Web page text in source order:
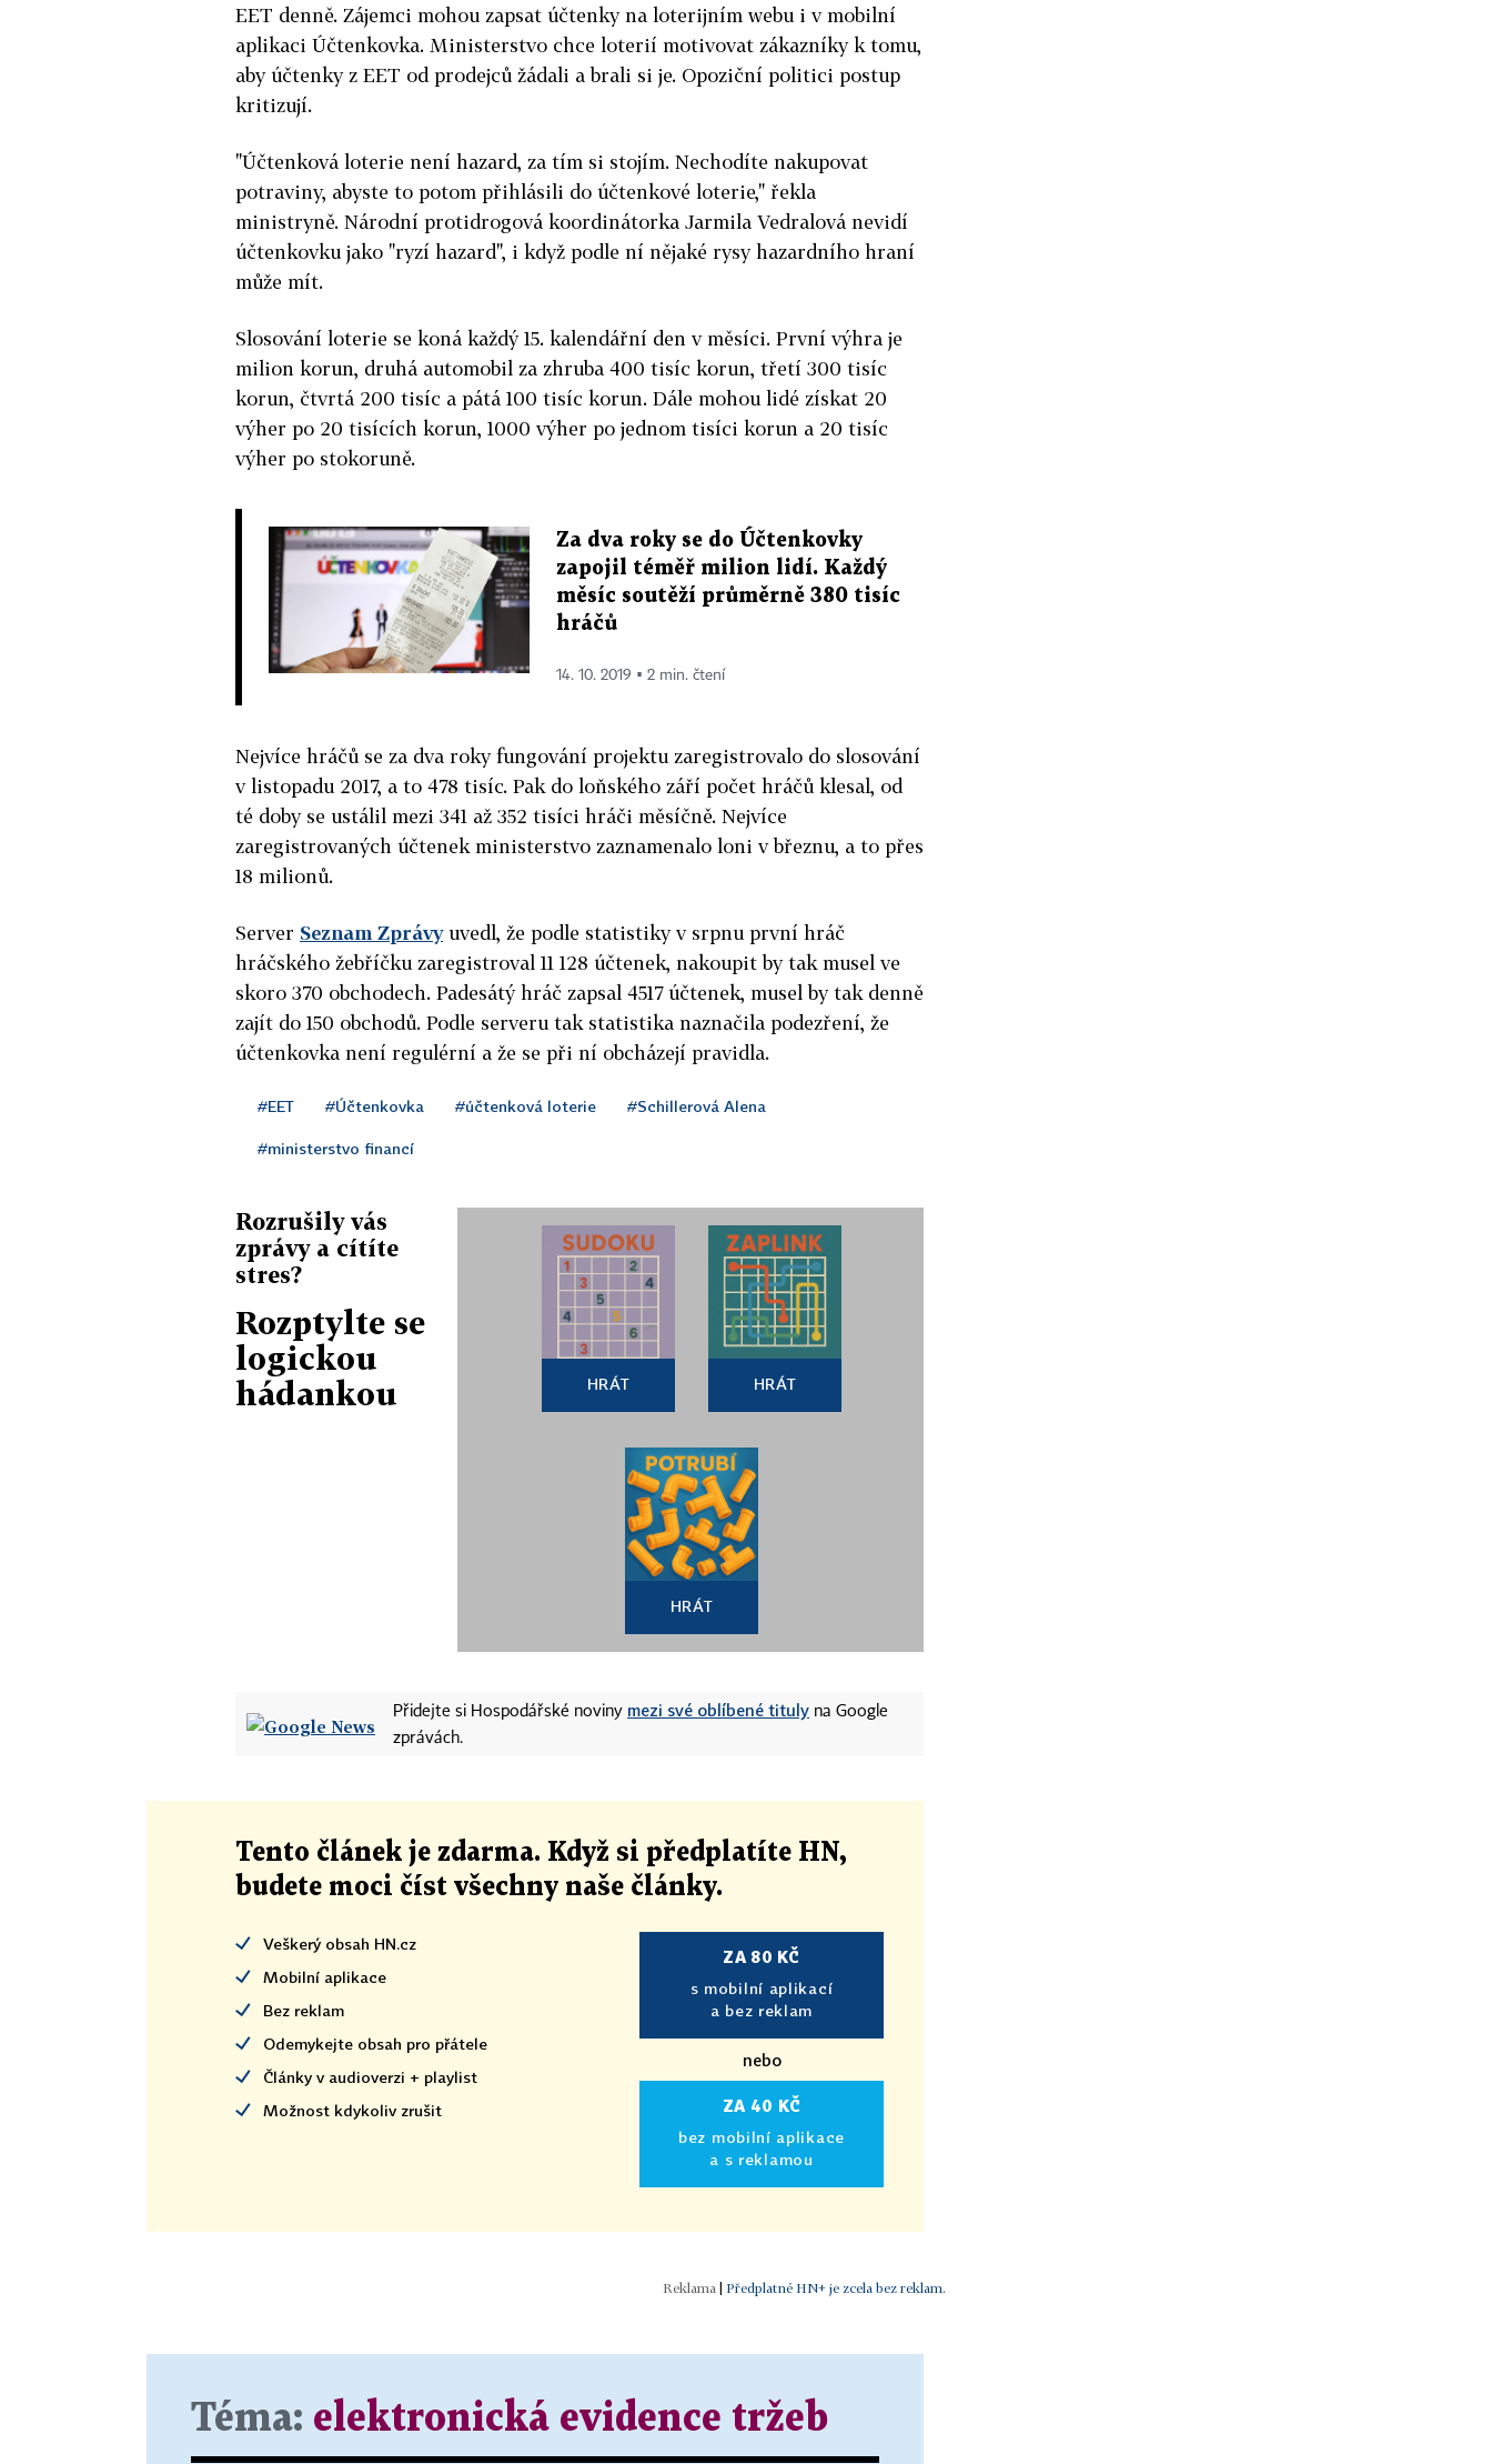
EET denně. Zájemci mohou zapsat účtenky na loterijním webu i v mobilní
aplikaci Účtenkovka. Ministerstvo chce loterií motivovat zákazníky k tomu,
aby účtenky z EET od prodejců žádali a brali si je. Opoziční politici postup
kritizují.
"Účtenková loterie není hazard, za tím si stojím. Nechodíte nakupovat
potraviny, abyste to potom přihlásili do účtenkové loterie," řekla
ministryně. Národní protidrogová koordinátorka Jarmila Vedralová nevidí
účtenkovku jako "ryzí hazard", i když podle ní nějaké rysy hazardního hraní
může mít.
Slosování loterie se koná každý 15. kalendářní den v měsíci. První výhra je
milion korun, druhá automobil za zhruba 400 tisíc korun, třetí 300 tisíc
korun, čtvrtá 200 tisíc a pátá 100 tisíc korun. Dále mohou lidé získat 20
výher po 20 tisících korun, 1000 výher po jednom tisíci korun a 20 tisíc
výher po stokoruně.
Za dva roky se do Účtenkovky
zapojil téměř milion lidí. Každý
měsíc soutěží průměrně 380 tisíc
hráčů
14. 10. 2019 ▪ 2 min. čtení
Nejvíce hráčů se za dva roky fungování projektu zaregistrovalo do slosování
v listopadu 2017, a to 478 tisíc. Pak do loňského září počet hráčů klesal, od
té doby se ustálil mezi 341 až 352 tisíci hráči měsíčně. Nejvíce
zaregistrovaných účtenek ministerstvo zaznamenalo loni v březnu, a to přes
18 milionů.
Server Seznam Zprávyuvedl, že podle statistiky v srpnu první hráč
hráčského žebříčku zaregistroval 11 128 účtenek, nakoupit by tak musel ve
skoro 370 obchodech. Padesátý hráč zapsal 4517 účtenek, musel by tak denně
zajít do 150 obchodů. Podle serveru tak statistika naznačila podezření, že
účtenkovka není regulérní a že se při ní obcházejí pravidla.
#EET #Účtenkovka #účtenková loterie #Schillerová Alena
#ministerstvo financí
Rozrušily vás
zprávy a cítíte
stres?
Rozptylte se
logickou
hádankou
HRÁT HRÁT
HRÁT
Přidejte si Hospodářské noviny mezi své oblíbené tituly na Google
zprávách.
Tento článek je zdarma. Když si předplatíte HN,
budete moci číst všechny naše články.
Veškerý obsah HN.cz
Mobilní aplikace
Bez reklam
Odemykejte obsah pro přátele
Články v audioverzi + playlist
Možnost kdykoliv zrušit
ZA 80 KČ
s mobilní aplikací
a bez reklam
nebo
ZA 40 KČ
bez mobilní aplikace
a s reklamou
| Předplatné HN+ je zcela bez reklam.
Téma: elektronická evidence tržeb